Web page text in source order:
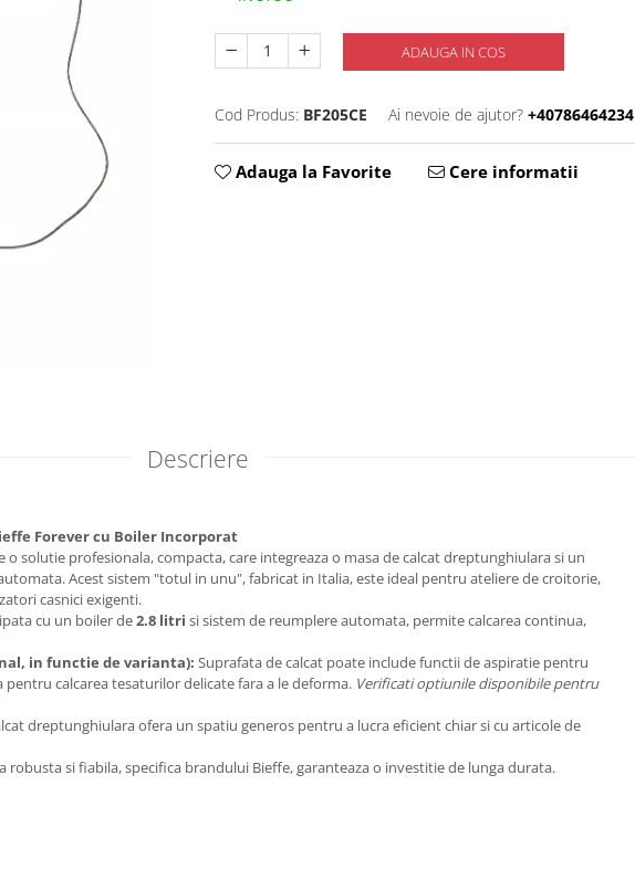
ADAUGA IN COS
Cod Produs: BF205CE Ai nevoie de ajutor? +40786464234
Adauga la Favorite Cere informatii
Descriere
Forever cu Boiler Incorporat
o solutie profesionala, compacta, care integreaza o masa de calcat dreptunghiulara si un
Acest sistem "totul in unu", fabricat in Italia, este ideal pentru ateliere de croitorie,
casnici exigenti.
cu un boiler de2.8 litri si sistem de reumplere automata, permite calcarea continua,
in functie de varianta): Suprafata de calcat poate include functii de aspiratie pentru
calcarea tesaturilor delicate fara a le deforma. Verificati optiunile disponibile pentru
dreptunghiulara ofera un spatiu generos pentru a lucra eficient chiar si cu articole de
robusta si fiabila, specifica brandului Bieffe, garanteaza o investitie de lunga durata.